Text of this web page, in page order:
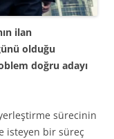
ilan
olduğu
doğru adayı
sürecinin
isteyen bir süreç